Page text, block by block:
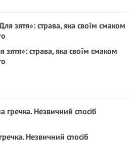
зятя»: страва, яка своїм смаком
Незвичний спосіб